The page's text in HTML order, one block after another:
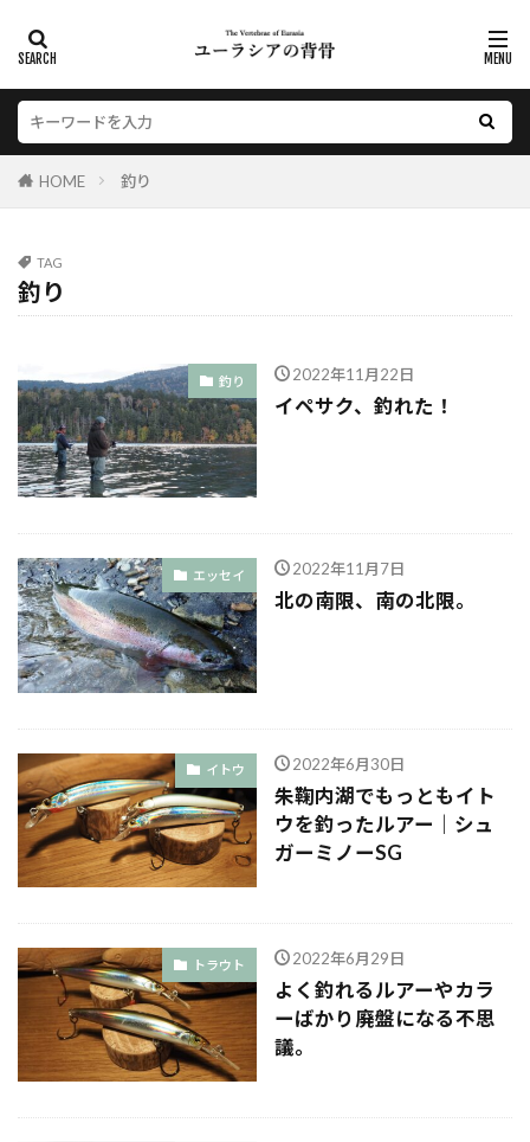
HOME 釣り
TAG
釣り
釣り 2022年11月22日
イペサク、釣れた！
エッセイ 2022年11月7日
北の南限、南の北限。
イトウ 2022年6月30日
朱鞠内湖でもっともイト
ウを釣ったルアー｜シュ
ガーミノーSG
トラウト 2022年6月29日
よく釣れるルアーやカラ
ーばかり廃盤になる不思
議。